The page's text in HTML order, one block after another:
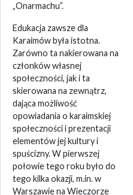
„Onarmachu”.
Edukacja zawsze dla
Karaimów była istotna.
Zarówno ta nakierowana na
członków własnej
społeczności, jak i ta
skierowana na zewnątrz,
dająca możliwość
opowiadania o karaimskiej
społeczności i prezentacji
elementów jej kultury i
spuścizny. W pierwszej
połowie tego roku było do
tego kilka okazji, m.in. w
Warszawie na Wieczorze